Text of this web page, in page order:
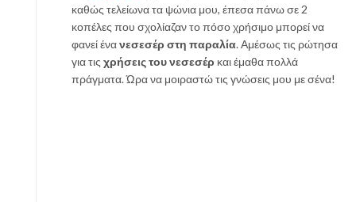
τ
η
θ
ά
λ
καθώς τελείωνα τα ψώνια μου, έπεσα πάνω σε 2
κοπέλες που σχολίαζαν το πόσο χρήσιμο μπορεί να
φανεί ένανεσεσέρ στη παραλία. Αμέσως τις ρώτησα
για τις χρήσεις του νεσεσέρ και έμαθα πολλά
πράγματα. Ώρα να μοιραστώ τις γνώσεις μου με σένα!